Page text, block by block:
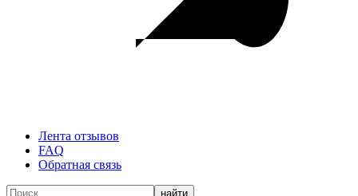
Лента отзывов
FAQ
Обратная связь